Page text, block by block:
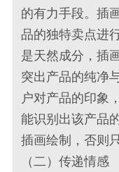
的有力手段。插
品的独特卖点进
是天然成分，插
突出产品的纯净
户对产品的印象
能识别出该产品
插画绘制，否则
（二）传递情感